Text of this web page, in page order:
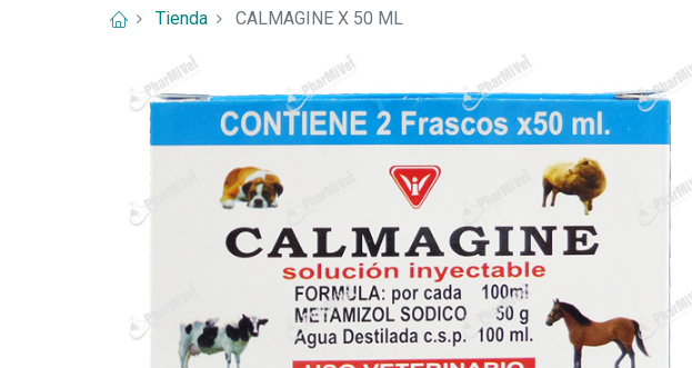
Tienda CALMAGINE X 50 ML